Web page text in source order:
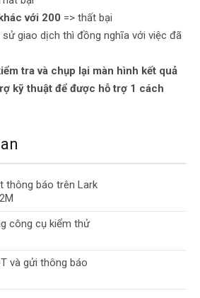
với 200 => thất bại
sử giao dịch thì đồng nghĩa với việc đã
tra và chụp lại màn hình kết quả
kỹ thuật để được hỗ trợ 1 cách
thông báo trên Lark
công cụ kiểm thử
và gửi thông báo